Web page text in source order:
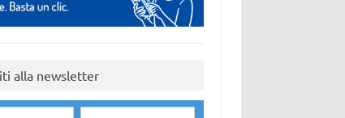
alla newsletter